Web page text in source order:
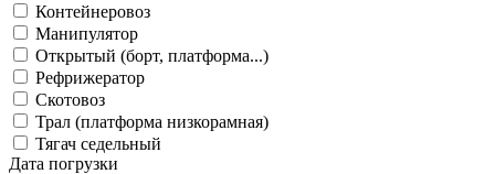
Контейнеровоз
Манипулятор
Открытый (борт, платформа...)
Рефрижератор
Скотовоз
Трал (платформа низкорамная)
Тягач седельный
Дата погрузки